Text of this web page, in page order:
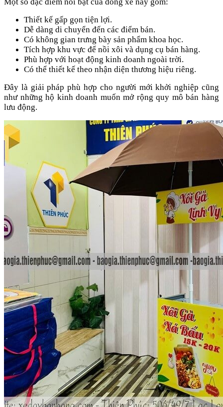
Thiết kế gấp gọn tiện lợi.
Dễ dàng di chuyển đến các điểm bán.
Có không gian trưng bày sản phẩm khoa học.
Tích hợp khu vực để nồi xôi và dụng cụ bán hàng.
Phù hợp với hoạt động kinh doanh ngoài trời.
Có thể thiết kế theo nhận diện thương hiệu riêng.
Đây là giải pháp phù hợp cho người mới khởi nghiệp cũng
như những hộ kinh doanh muốn mở rộng quy mô bán hàng
lưu động.